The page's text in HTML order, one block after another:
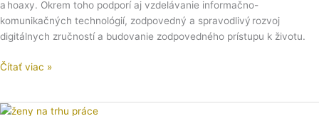
a hoaxy. Okrem toho podporí aj vzdelávanie informačno-
komunikačných technológií, zodpovedný a spravodlivý rozvoj
digitálnych zručností a budovanie zodpovedného prístupu k životu.
ňom
20
000
Čítať viac »
Čo